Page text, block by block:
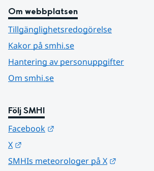
Om webbplatsen
Tillgänglighetsredogörelse
Kakor på smhi.se
Hantering av personuppgifter
Om smhi.se
Följ SMHI
Facebook
X
SMHIs meteorologer på X